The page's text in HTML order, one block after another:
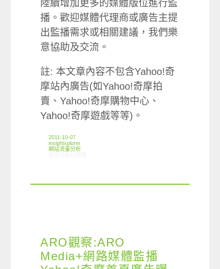
陸續增加更多的媒體版位進行監
播。歡迎媒體代理商或廣告主提
出監播需求或相關建議，我們樂
意協助及交流。
註: 本文章內容不包含Yahoo!奇
摩站內廣告(如Yahoo!奇摩拍
賣、Yahoo!奇摩購物中心、
Yahoo!奇摩遊戲等等)。
2011-10-07
insightxplorer
網站流量分析
ARO觀察:ARO
Media+網路媒體監播